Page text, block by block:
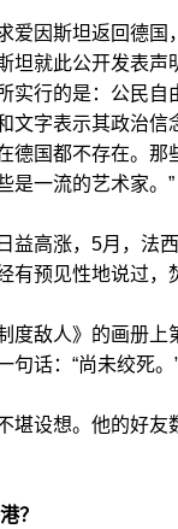
爱因斯坦返回德
坦就此公开发表
实行的是：公民自
文字表示其政治
德国都不存在。
是一流的艺术家。”
益高涨，5月，法
有预见性地说过，
度敌人》的画册
句话：“尚未绞死。
堪设想。他的好
？